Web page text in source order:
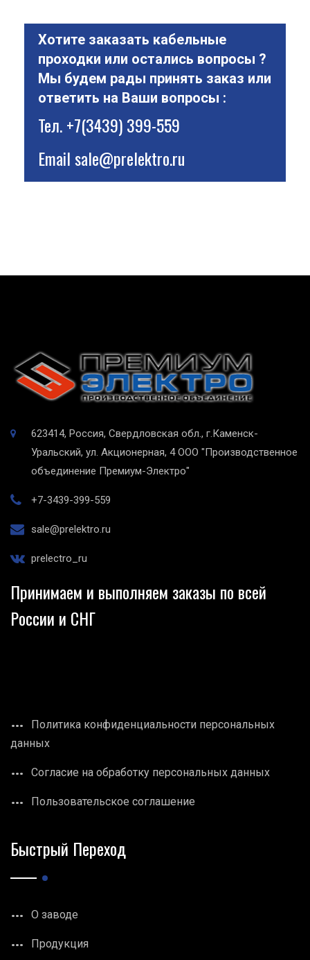
Хотите заказать кабельные
проходки или остались вопросы ?
Мы будем рады принять заказ или
ответить на Ваши вопросы :
Тел.+7(3439) 399-559
Emailsale@prelektro.ru
623414, Россия, Свердловская обл., г.Каменск-
Уральский, ул. Акционерная, 4 ООО "Производственное
объединение Премиум-Электро"
+7-3439-399-559
sale@prelektro.ru
prelectro_ru
Принимаем и выполняем заказы по всей
России и СНГ
Политика конфиденциальности персональных
данных
Согласие на обработку персональных данных
Пользовательское соглашение
Быстрый Переход
О заводе
Продукция